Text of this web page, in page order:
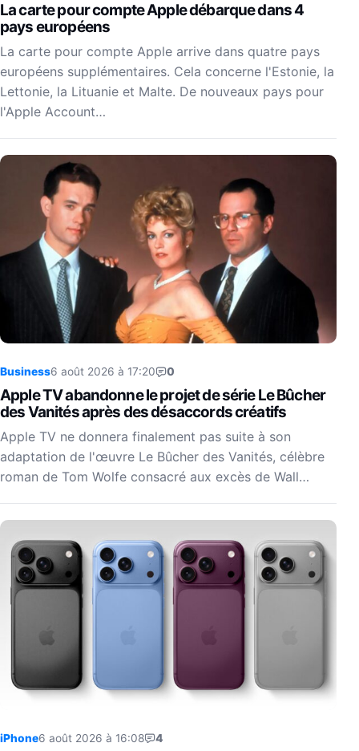
La carte pour compte Apple débarque dans 4
pays européens
La carte pour compte Apple arrive dans quatre pays
européens supplémentaires. Cela concerne l'Estonie, la
Lettonie, la Lituanie et Malte. De nouveaux pays pour
l'Apple Account…
Business6 août 2026 à 17:20 0
Apple TV abandonne le projet de série Le Bûcher
des Vanités après des désaccords créatifs
Apple TV ne donnera finalement pas suite à son
adaptation de l'œuvre Le Bûcher des Vanités, célèbre
roman de Tom Wolfe consacré aux excès de Wall…
iPhone6 août 2026 à 16:08 4